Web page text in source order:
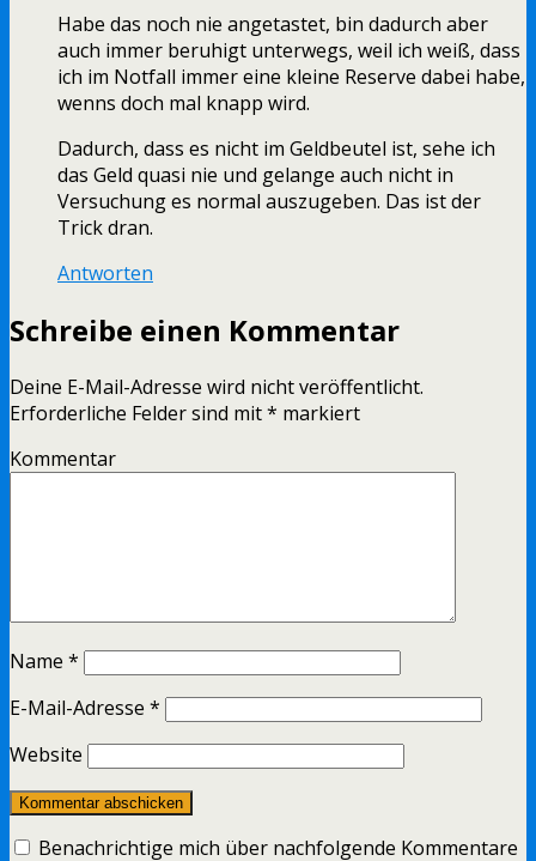
Habe das noch nie angetastet, bin dadurch aber
auch immer beruhigt unterwegs, weil ich weiß, dass
ich im Notfall immer eine kleine Reserve dabei habe,
wenns doch mal knapp wird.
Dadurch, dass es nicht im Geldbeutel ist, sehe ich
das Geld quasi nie und gelange auch nicht in
Versuchung es normal auszugeben. Das ist der
Trick dran.
Antworten
Schreibe einen Kommentar
Deine E-Mail-Adresse wird nicht veröffentlicht.
Erforderliche Felder sind mit* markiert
Kommentar
Name *
E-Mail-Adresse *
Website
Benachrichtige mich über nachfolgende Kommentare